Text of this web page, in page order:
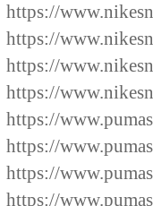
https://
https://
https://
https://
https://
https://
https://
https://